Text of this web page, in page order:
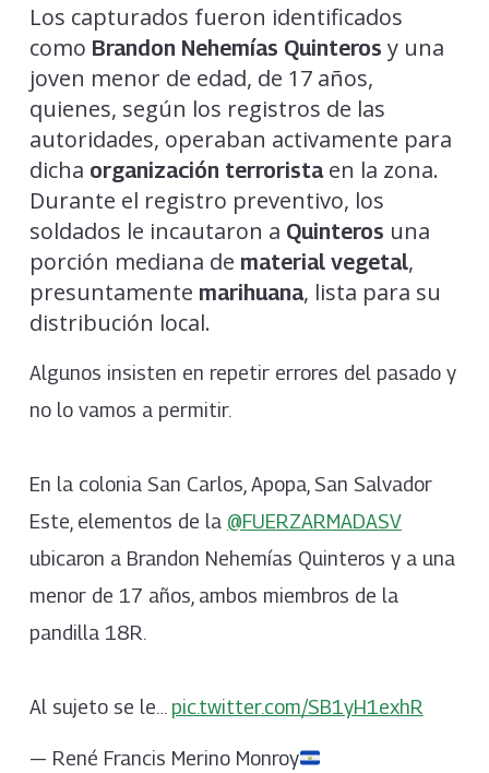
Los capturados fueron identificados
como Brandon Nehemías Quinteros y una
joven menor de edad, de 17 años,
quienes, según los registros de las
autoridades, operaban activamente para
dicha organización terroristaen la zona.
Durante el registro preventivo, los
soldados le incautaron a Quinteros una
porción mediana de material vegetal,
presuntamente marihuana, lista para su
distribución local.
Algunos insisten en repetir errores del pasado y
no lo vamos a permitir.
En la colonia San Carlos, Apopa, San Salvador
Este, elementos de la @FUERZARMADASV
ubicaron a Brandon Nehemías Quinteros y a una
menor de 17 años, ambos miembros de la
pandilla 18R.
Al sujeto se le… pic.twitter.com/SB1yH1exhR
— René Francis Merino Monroy